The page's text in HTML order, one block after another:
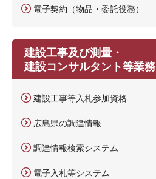
電子契約（物品・委託役務）
建設工事及び測量・
建設コンサルタント等業務
建設工事等入札参加資格
広島県の調達情報
調達情報検索システム
電子入札等システム